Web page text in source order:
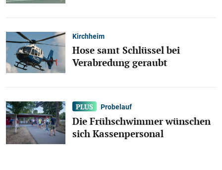
Kirchheim
Hose samt Schlüssel bei
Verabredung geraubt
Probelauf
Die Frühschwimmer wünschen
sich Kassenpersonal